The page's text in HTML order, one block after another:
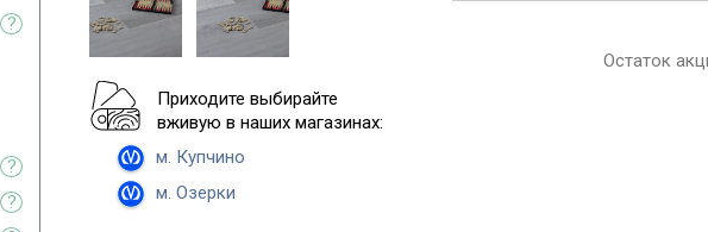
Приходите выбирайте
вживую в наших магазинах:
м. Купчино
м. Озерки
Остаток
?
?
?